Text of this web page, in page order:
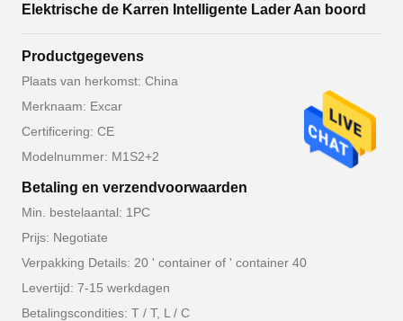
Elektrische de Karren Intelligente Lader Aan boord
Productgegevens
Plaats van herkomst: China
Merknaam: Excar
Certificering: CE
Modelnummer: M1S2+2
Betaling en verzendvoorwaarden
Min. bestelaantal: 1PC
Prijs: Negotiate
Verpakking Details: 20 ' container of ' container 40
Levertijd: 7-15 werkdagen
Betalingscondities: T / T, L / C